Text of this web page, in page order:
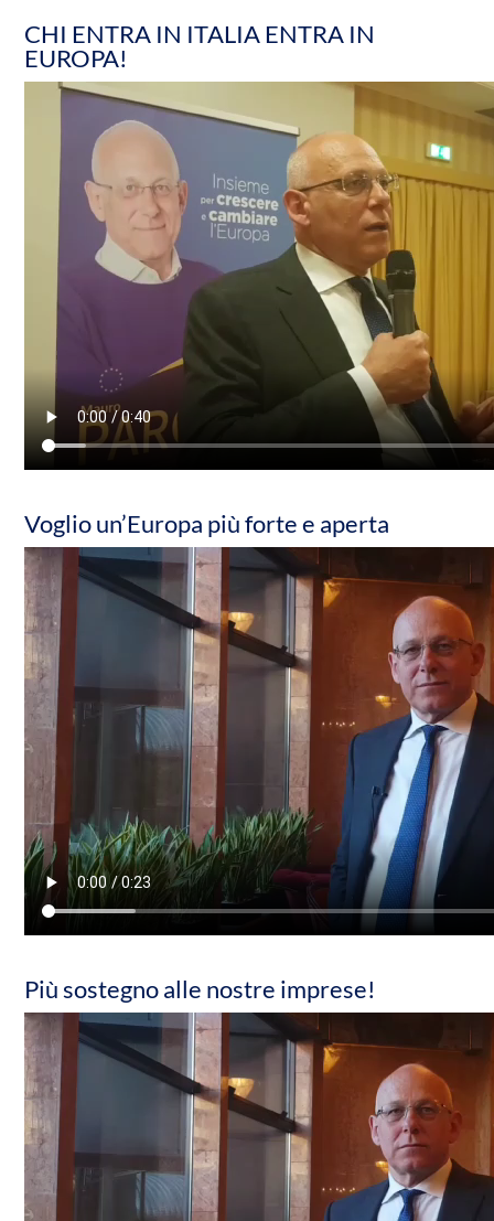
CHI ENTRA IN ITALIA ENTRA IN
EUROPA!
Voglio un’Europa più forte e aperta
Più sostegno alle nostre imprese!